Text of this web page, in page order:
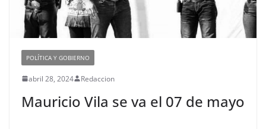
POLÍTICA Y GOBIERNO
abril 28, 2024 Redaccion
Mauricio Vila se va el 07 de mayo